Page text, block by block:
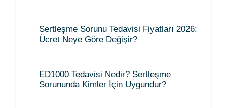
Sertleşme Sorunu Tedavisi Fiyatları 2026:
Ücret Neye Göre Değişir?
ED1000 Tedavisi Nedir? Sertleşme
Sorununda Kimler İçin Uygundur?